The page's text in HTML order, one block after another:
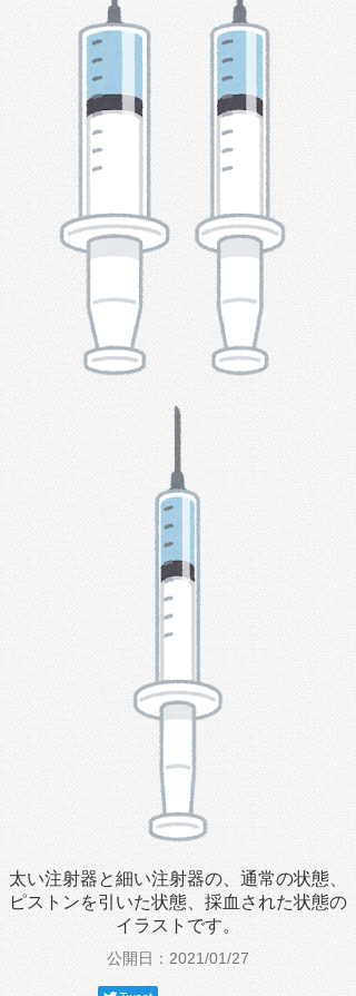
太い注射器と細い注射器の、通常の状態、
ピストンを引いた状態、採血された状態の
イラストです。
公開日：2021/01/27